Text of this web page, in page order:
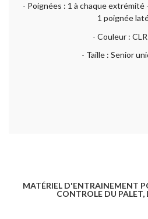
- Poignées : 1 à chaque
1 poignée
- Couleur :
- Taille : Senior
MATÉRIEL D'ENTRAINEMENT
CONTROLE DU PALET,